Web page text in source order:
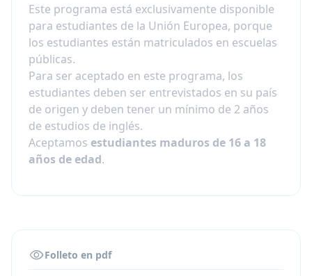
Este programa está exclusivamente disponible
para estudiantes de la Unión Europea, porque
los estudiantes están matriculados en escuelas
públicas.
Para ser aceptado en este programa, los
estudiantes deben ser entrevistados en su país
de origen y deben tener un mínimo de 2 años
de estudios de inglés.
Aceptamos estudiantes maduros de 16 a 18
años de edad.
Folleto en pdf